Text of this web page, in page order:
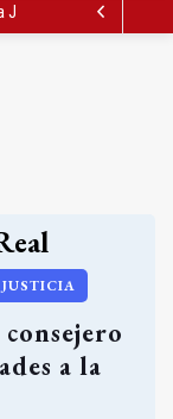
Jaén al filósofo Omar
a la